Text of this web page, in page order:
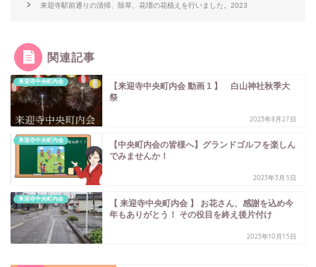
来迎寺駅前通りの清掃、除草、花壇の花植えを行いました。2023
関連記事
来迎寺中央町内会
【来迎寺中央町内会 動画 1 】 白山神社秋季大
祭
2023年8月27日
来迎寺中央町内会
【中央町内会の皆様へ】グランドゴルフを楽しん
でみませんか！
2023年3月5日
来迎寺中央町内会
【 来迎寺中央町内会 】 お花さん、感謝を込め今
年もありがとう！ その役目を終え後片付け
2023年10月15日